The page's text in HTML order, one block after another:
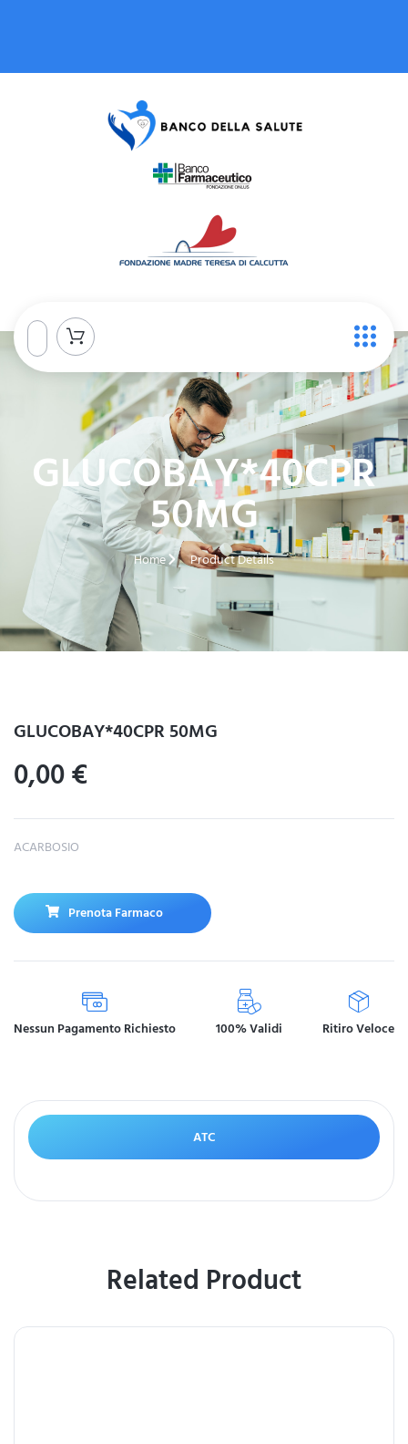
GLUCOBAY*40CPR
50MG
Home Product Details
GLUCOBAY*40CPR 50MG
0,00€
ACARBOSIO
Prenota Farmaco
Nessun Pagamento Richiesto 100% Validi Ritiro Veloce
ATC
Related Product